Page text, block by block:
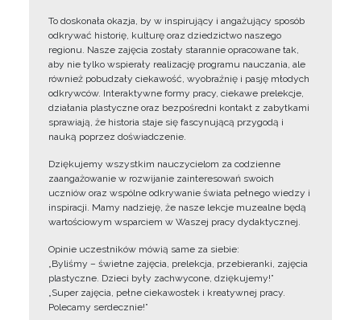
To doskonała okazja, by w inspirujący i angażujący sposób
odkrywać historię, kulturę oraz dziedzictwo naszego
regionu. Nasze zajęcia zostały starannie opracowane tak,
aby nie tylko wspierały realizację programu nauczania, ale
również pobudzały ciekawość, wyobraźnię i pasję młodych
odkrywców. Interaktywne formy pracy, ciekawe prelekcje,
działania plastyczne oraz bezpośredni kontakt z zabytkami
sprawiają, że historia staje się fascynującą przygodą i
nauką poprzez doświadczenie.
Dziękujemy wszystkim nauczycielom za codzienne
zaangażowanie w rozwijanie zainteresowań swoich
uczniów oraz wspólne odkrywanie świata pełnego wiedzy i
inspiracji. Mamy nadzieję, że nasze lekcje muzealne będą
wartościowym wsparciem w Waszej pracy dydaktycznej.
Opinie uczestników mówią same za siebie:
„Byliśmy – świetne zajęcia, prelekcja, przebieranki, zajęcia
plastyczne. Dzieci były zachwycone, dziękujemy!”
„Super zajęcia, pełne ciekawostek i kreatywnej pracy.
Polecamy serdecznie!”